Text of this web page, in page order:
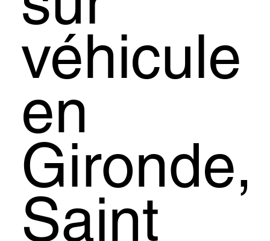
véhicule
en
Gironde,
Saint